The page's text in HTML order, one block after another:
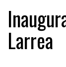
Larrea